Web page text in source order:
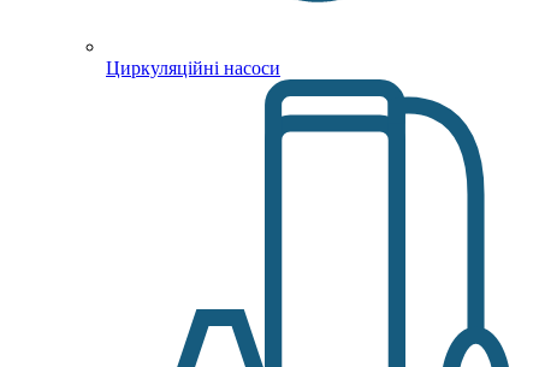
Циркуляційні насоси